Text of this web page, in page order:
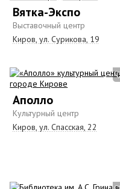
Вятка-Экспо
Выставочный центр
Киров, ул. Сурикова, 19
Аполло
Культурный центр
Киров, ул. Спасская, 22